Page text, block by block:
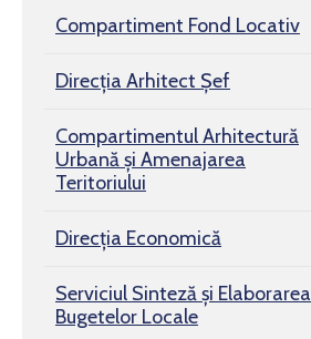
Compartiment Fond Locativ
Direcția Arhitect Șef
Compartimentul Arhitectură
Urbană şi Amenajarea
Teritoriului
Direcția Economică
Serviciul Sinteză și Elaborarea
Bugetelor Locale